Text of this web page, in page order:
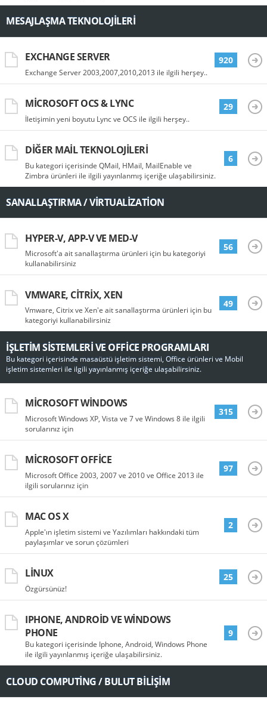
MESAJLAŞMA TEKNOLOJILERI
EXCHANGE SERVER
Exchange Server 2003,2007,2010,2013 ile ilgili herşey..
920
MICROSOFT OCS & LYNC
İletişimin yeni boyutu Lync ve OCS ile ilgili herşey..
29
DIĞER MAIL TEKNOLOJILERI
Bu kategori içerisinde QMail, HMail, MailEnable ve
Zimbra ürünleri ile ilgili yayınlanmış içeriğe ulaşabilirsiniz.
6
SANALLAŞTIRMA / VIRTUALIZATION
HYPER-V, APP-V VE MED-V
Microsoft'a ait sanallaştırma ürünleri için bu kategoriyi
kullanabilirsiniz
56
VMWARE, CITRIX, XEN
Vmware, Citrix ve Xen'e ait sanallaştırma ürünleri için bu
kategoriyi kullanabilirsiniz
49
İŞLETIM SISTEMLERI VE OFFICE PROGRAMLARI
Bu kategori içerisinde masaüstü işletim sistemi, Office ürünleri ve Mobil
işletim sistemleri ile ilgili yayınlanmış içeriğe ulaşabilirsiniz.
MICROSOFT WINDOWS
Microsoft Windows XP, Vista ve 7 ve Windows 8 ile ilgili
sorularınız için
315
MICROSOFT OFFICE
Microsoft Office 2003, 2007 ve 2010 ve Office 2013 ile
ilgili sorularınız için
97
MAC OS X
Apple'ın işletim sistemi ve Yazılımları hakkındaki tüm
paylaşımlar ve sorun çözümleri
2
LINUX
Özgürsünüz!
25
IPHONE, ANDROID VE WINDOWS
PHONE
Bu kategori içerisinde Iphone, Android, Windows Phone
ile ilgili yayınlanmış içeriğe ulaşabilirsiniz.
9
CLOUD COMPUTING / BULUT BILIŞIM